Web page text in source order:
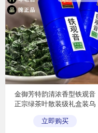
金御芳特韵清浓香型铁观音
正宗绿茶叶散装级礼盒装乌
立即购买